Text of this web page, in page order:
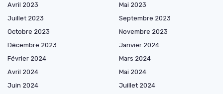
Avril 2023
Mai 2023
Juillet 2023
Septembre 2023
Octobre 2023
Novembre 2023
Décembre 2023
Janvier 2024
Février 2024
Mars 2024
Avril 2024
Mai 2024
Juin 2024
Juillet 2024